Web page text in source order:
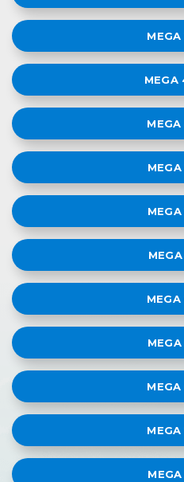
MEGA